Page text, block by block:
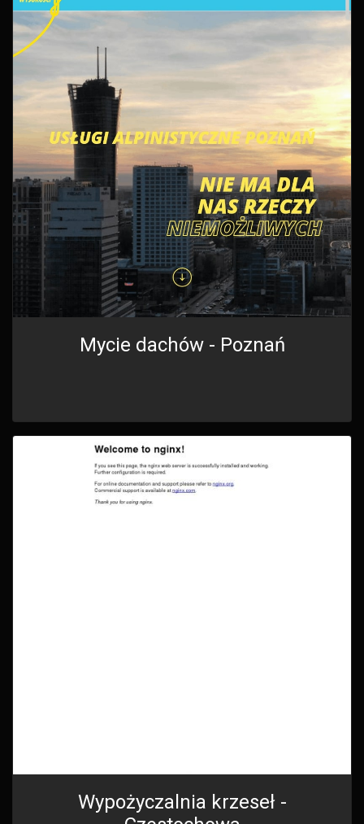
Mycie dachów - Poznań
Wypożyczalnia krzeseł -